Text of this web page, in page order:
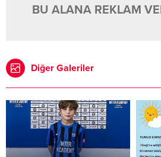
BU ALANA REKLAM
Diğer Galeriler